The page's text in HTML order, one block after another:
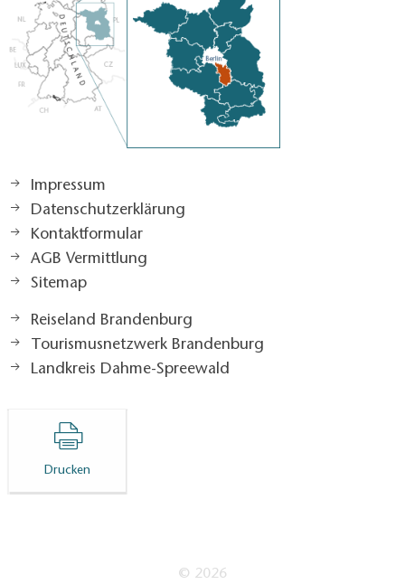
Impressum
Datenschutzerklärung
Kontaktformular
AGB Vermittlung
Sitemap
Reiseland Brandenburg
Tourismusnetzwerk Brandenburg
Landkreis Dahme-Spreewald
Drucken
© 2026